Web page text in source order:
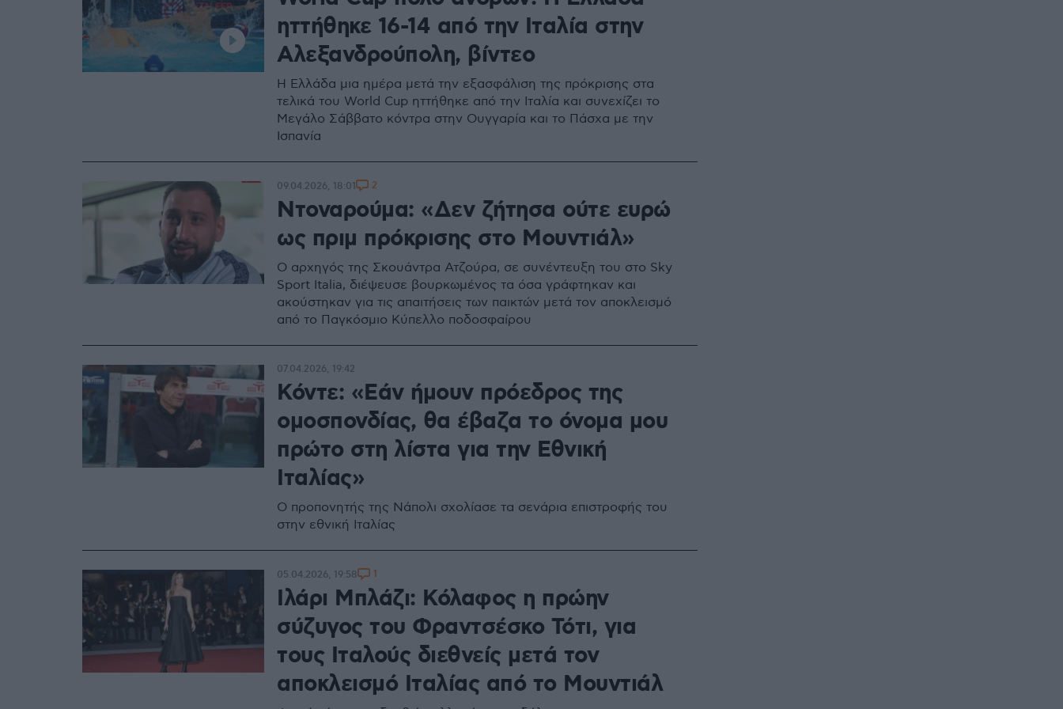
ηττήθηκε 16-14 από την Ιταλία στην
Αλεξανδρούπολη, βίντεο
Η Ελλάδα μια ημέρα μετά την εξασφάλιση της πρόκρισης στα
τελικά του World Cup ηττήθηκε από την Ιταλία και συνεχίζει το
Μεγάλο Σάββατο κόντρα στην Ουγγαρία και το Πάσχα με την
Ισπανία
Ντοναρούμα: «Δεν ζήτησα ούτε ευρώ
ως πριμ πρόκρισης στο Μουντιάλ»
Ο αρχηγός της Σκουάντρα Ατζούρα, σε συνέντευξη του στο Sky
Sport Italia, διέψευσε βουρκωμένος τα όσα γράφτηκαν και
ακούστηκαν για τις απαιτήσεις των παικτών μετά τον αποκλεισμό
από το Παγκόσμιο Κύπελλο ποδοσφαίρου
09.04.2026, 18:01 2
Κόντε: «Εάν ήμουν πρόεδρος της
ομοσπονδίας, θα έβαζα το όνομα μου
πρώτο στη λίστα για την Εθνική
Ιταλίας»
Ο προπονητής της Νάπολι σχολίασε τα σενάρια επιστροφής του
στην εθνική Ιταλίας
07.04.2026, 19:42
Ιλάρι Μπλάζι: Κόλαφος η πρώην
σύζυγος του Φραντσέσκο Τότι, για
τους Ιταλούς διεθνείς μετά τον
αποκλεισμό Ιταλίας από το Μουντιάλ
05.04.2026, 19:58 1